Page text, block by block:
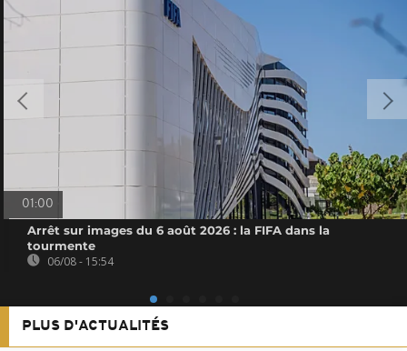
01:00
Arrêt sur images du 6 août 2026 : la FIFA dans la
tourmente
06/08 - 15:54
PLUS D'ACTUALITÉS